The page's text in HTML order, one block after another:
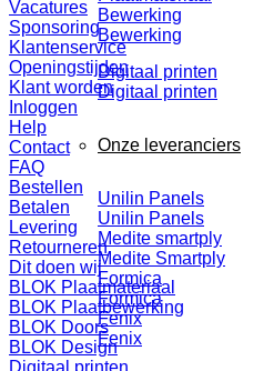
Bewerking
Bewerking
Digitaal printen
Digitaal printen
Onze leveranciers
Unilin Panels
Unilin Panels
Medite smartply
Medite Smartply
Formica
Formica
Fenix
Fenix
Vacatures
Sponsoring
Klantenservice
Openingstijden
Klant worden
Inloggen
Help
Contact
FAQ
Bestellen
Betalen
Levering
Retourneren
Dit doen wij
BLOK Plaatmateriaal
BLOK Plaatbewerking
BLOK Doors
BLOK Design